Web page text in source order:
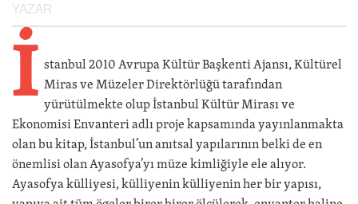
YAZAR
İstanbul 2010 Avrupa Kültür Başkenti Ajansı, Kültürel
Miras ve Müzeler Direktörlüğü tarafından
yürütülmekte olup İstanbul Kültür Mirası ve
Ekonomisi Envanteri adlı proje kapsamında yayınlanmakta
olan bu kitap, İstanbul’un anıtsal yapılarının belki de en
önemlisi olan Ayasofya’yı müze kimliğiyle ele alıyor.
Ayasofya külliyesi, külliyenin külliyenin her bir yapısı,